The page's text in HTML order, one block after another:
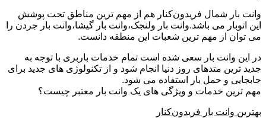
وانت بار شمال فریدون‌کنار هم از مهم ترین مناطق تحت پوشش
این اتوبار می باشد.وانت بار ولنجک،وانت بار گیشا،وانت بار جردن را
می توان از مهم ترین شعبات این منطقه دانست.
در این وانت بار سعی شده است تمام خدمات باربری با توجه به
جدید ترین متدهای روز دنیا انجام شود و از تکنولوژی های جدید برای
جابجایی و حمل بار استفاده می شود.
مهم ترین خدمات و ویژگی های یک وانت بار معتبر چیست؟
بهترین وانت بار فریدون‌کنار